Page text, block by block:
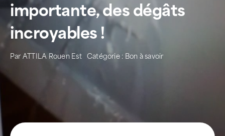
Votre toit
Rejoignez-nous
Devenir Franchisé
importante, des dégâts
incroyables !
ParATTILA Rouen Est Catégorie : Bon à savoir